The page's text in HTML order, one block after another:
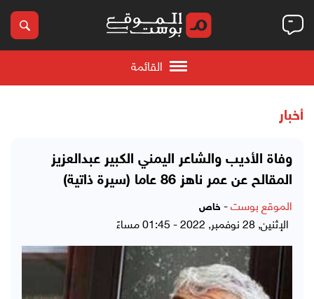
القائمة
أخبار
وفاة الأديب والشاعر اليمني الكبير عبدالعزيز
المقالح عن عمر ناهز 86 عاما (سيرة ذاتية)
الموقع بوست- خاص
الإثنين, 28 نوفمبر, 2022 - 01:45 مساءً